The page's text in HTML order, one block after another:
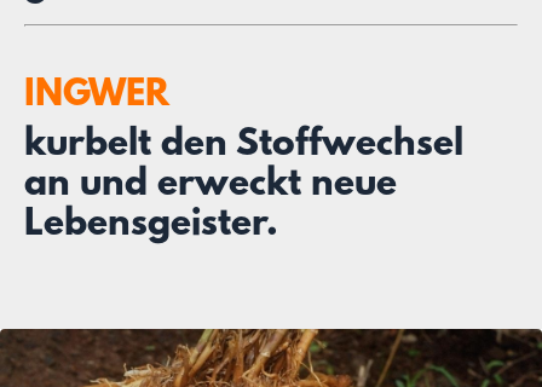
INGWER
kurbelt den Stoffwechsel
an und erweckt neue
Lebensgeister.